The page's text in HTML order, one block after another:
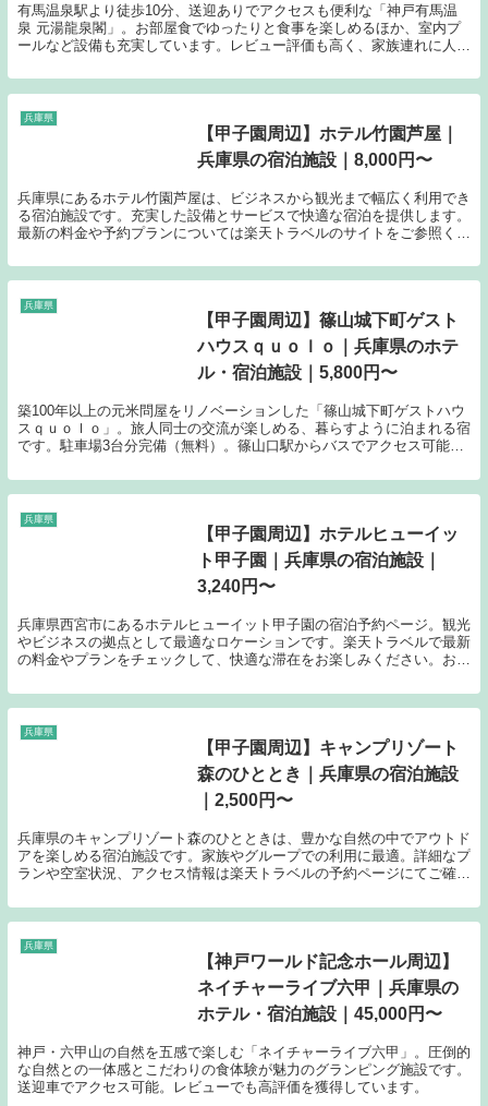
有馬温泉駅より徒歩10分、送迎ありでアクセスも便利な「神戸有馬温
泉 元湯龍泉閣」。お部屋食でゆったりと食事を楽しめるほか、室内プ
ールなど設備も充実しています。レビュー評価も高く、家族連れに人気
ます。
兵庫県
【甲子園周辺】ホテル竹園芦屋｜
兵庫県の宿泊施設｜8,000円〜
兵庫県にあるホテル竹園芦屋は、ビジネスから観光まで幅広く利用でき
る宿泊施設です。充実した設備とサービスで快適な宿泊を提供します。
最新の料金や予約プランについては楽天トラベルのサイトをご参照くだ
兵庫県
【甲子園周辺】篠山城下町ゲスト
ハウスｑｕｏｌｏ｜兵庫県のホテ
ル・宿泊施設｜5,800円〜
築100年以上の元米問屋をリノベーションした「篠山城下町ゲストハウ
スｑｕｏｌｏ」。旅人同士の交流が楽しめる、暮らすように泊まれる宿
です。駐車場3台分完備（無料）。篠山口駅からバスでアクセス可能。
兵庫県
【甲子園周辺】ホテルヒューイッ
ト甲子園｜兵庫県の宿泊施設｜
3,240円〜
兵庫県西宮市にあるホテルヒューイット甲子園の宿泊予約ページ。観光
やビジネスの拠点として最適なロケーションです。楽天トラベルで最新
の料金やプランをチェックして、快適な滞在をお楽しみください。お得
兵庫県
【甲子園周辺】キャンプリゾート
森のひととき｜兵庫県の宿泊施設
｜2,500円〜
兵庫県のキャンプリゾート森のひとときは、豊かな自然の中でアウトド
アを楽しめる宿泊施設です。家族やグループでの利用に最適。詳細なプ
ランや空室状況、アクセス情報は楽天トラベルの予約ページにてご確認
兵庫県
【神戸ワールド記念ホール周辺】
ネイチャーライブ六甲｜兵庫県の
ホテル・宿泊施設｜45,000円〜
神戸・六甲山の自然を五感で楽しむ「ネイチャーライブ六甲」。圧倒的
な自然との一体感とこだわりの食体験が魅力のグランピング施設です。
送迎車でアクセス可能。レビューでも高評価を獲得しています。